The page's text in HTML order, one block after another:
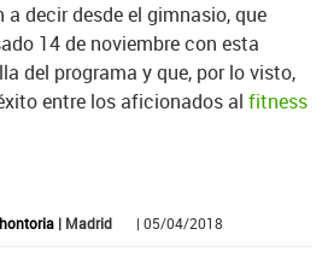
a decir desde el gimnasio, que
14 de noviembre con esta
del programa y que, por lo visto,
entre los aficionados al fitness
| Madrid | 05/04/2018